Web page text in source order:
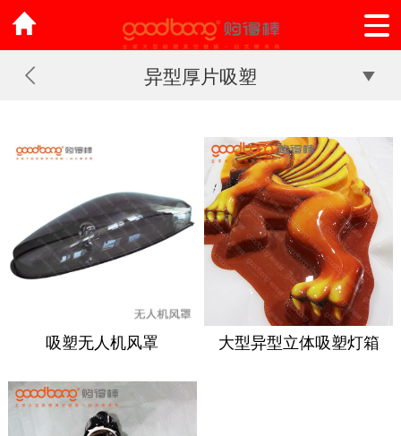
异型厚片吸塑
吸塑无人机风罩
大型异型立体吸塑灯箱